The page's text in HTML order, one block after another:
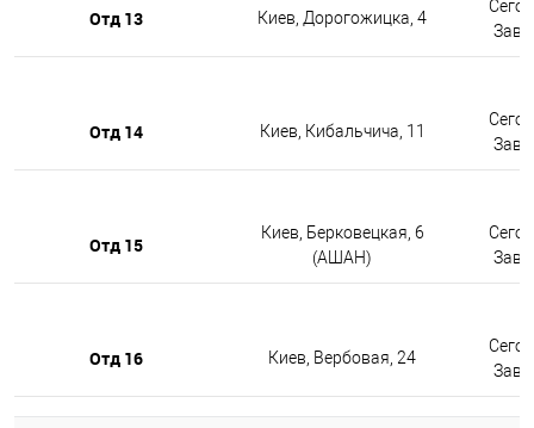
Отд 13 Киев, Дорогожицка, 4
Отд 14 Киев, Кибальчича, 11
Отд 15
Киев, Берковецкая, 6
(АШАН)
Отд 16 Киев, Вербовая, 24